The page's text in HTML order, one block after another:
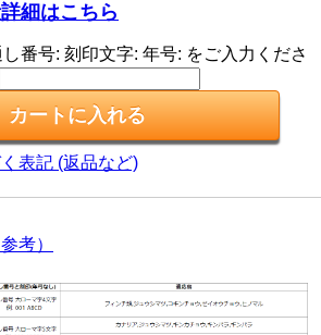
細はこちら
番号: 刻印文字: 年号: をご入力くださ
表記 (返品など)
考）